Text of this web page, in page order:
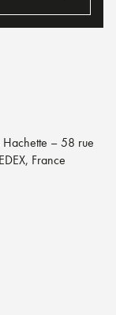
Hachette – 58 rue
France